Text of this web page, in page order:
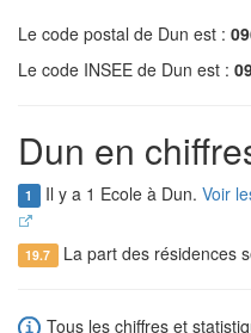
Le code postal de Dun est :
Le code INSEE de Dun est :
Dun en
1 Il y a 1 Ecole à Dun. Voir
19.7 La part des résidences
Tous les chiffres et